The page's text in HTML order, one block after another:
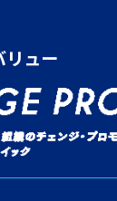
リュー